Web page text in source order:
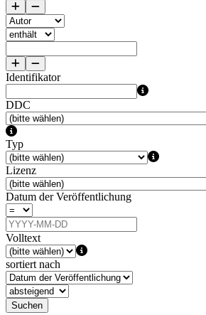
Identifikator
DDC
Typ
Lizenz
Datum der Veröffentlichung
Volltext
sortiert nach
Suchen